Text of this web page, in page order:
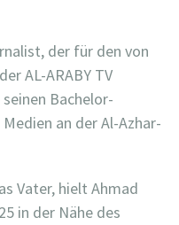
der für den von
AL-ARABY TV
Bachelor-
an der Al-Azhar-
Vater, hielt Ahmad
in der Nähe des